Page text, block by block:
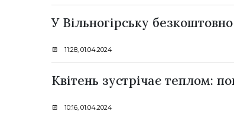
У Вільногірську
11:28, 01.04.2024
Квітень зустрічає теплом:
10:16, 01.04.2024